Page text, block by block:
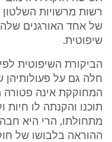
רשות מרשויות
של אחד האורגנים שלה,
שיפוטית.
חלה גם על
המחוקקת אינה
תוכנו והקנתה לו
מתחולתו, הרי היא
ההוראה בלבושו של